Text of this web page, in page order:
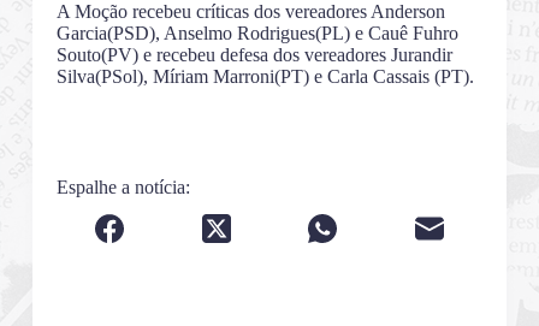
A Moção recebeu críticas dos vereadores Anderson
Garcia(PSD), Anselmo Rodrigues(PL) e Cauê Fuhro
Souto(PV) e recebeu defesa dos vereadores Jurandir
Silva(PSol), Míriam Marroni(PT) e Carla Cassais (PT).
Espalhe a notícia: